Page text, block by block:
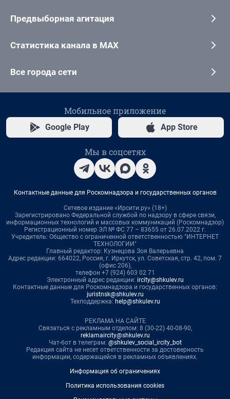
Предвыборная агитация
Статистика канала в MAX
Все города сети
Мобильное приложение
Google Play App Store
Мы в соцсетях
Контактные данные для Роскомнадзора и государственных органов
Сетевое издание «Ирсити.ру» (18+)
Зарегистрировано Федеральной службой по надзору в сфере связи,
информационных технологий и массовых коммуникаций (Роскомнадзор)
Регистрационный номер ЭЛ № ФС 77 – 83655 от 26.07.2022 г.
Учредитель: Общество с ограниченной ответственностью "ИНТЕРНЕТ
ТЕХНОЛОГИИ"
Главный редактор: Кузнецова Зоя Валерьевна
Адрес редакции: 664022, Россия, г. Иркутск, ул. Советская, стр. 42, пом. 7
(офис 206),
телефон +7 (924) 603 02 71
Электронный адрес редакции: ircity@shkulev.ru
Контактные данные для Роскомнадзора и государственных органов:
juristnsk@shkulev.ru
Техподдержка: help@shkulev.ru
РЕКЛАМА НА САЙТЕ
Связаться с рекламным отделом: 8 (30-22) 40-08-90,
reklamaircity@shkulev.ru
Чат-бот в телеграм: @shkulev_social_ircity_bot
Редакция сайта не несет ответственности за достоверность
информации, содержащейся в рекламных объявлениях.
Информация об ограничениях
Политика использования cookies